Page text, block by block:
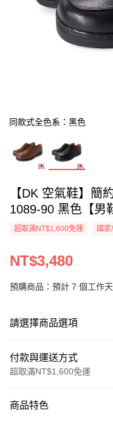
同款式全色系：黑色
【DK 空氣鞋】簡
1089-90 黑色【男
超取滿NT$1,600免運 國
NT$3,480
預購商品：預計 7 個工作
請選擇商品選項
付款與運送方式
超取滿NT$1,600免運
信用卡一次付款
商品特色